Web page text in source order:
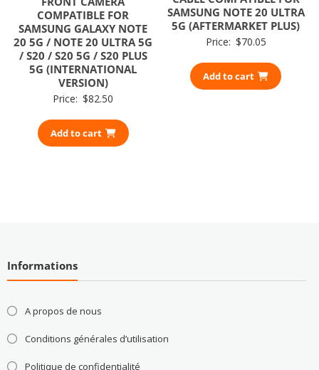
COMPATIBLE FOR
SAMSUNG GALAXY NOTE
20 5G / NOTE 20 ULTRA 5G
/ S20 / S20 5G / S20 PLUS
5G (INTERNATIONAL
VERSION)
Price: $82.50
Add to cart
SAMSUNG NOTE 20 ULTRA
5G (AFTERMARKET PLUS)
Price: $70.05
Add to cart
Informations
A propos de nous
Conditions générales d’utilisation
Politique de confidentialité